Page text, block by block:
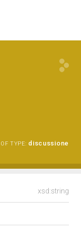
TYPE: discussione
xsd:string